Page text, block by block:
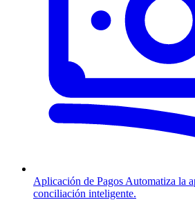
Aplicación de Pagos Automatiza la
conciliación inteligente.